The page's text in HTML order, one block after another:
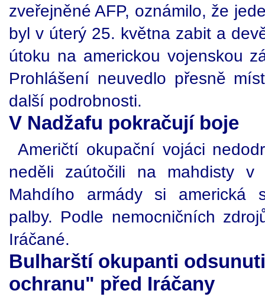
zveřejněné AFP, oznámilo, že
byl v úterý 25. května zabit a
útoku na americkou vojenskou
Prohlášení neuvedlo přesně
další podrobnosti.
V Nadžafu pokračují boje
Američtí okupační vojáci
neděli zaútočili na mahdisty
Mahdího armády si americká
palby. Podle nemocničních
Iráčané.
Bulharští okupanti
ochranu" před Iráčany